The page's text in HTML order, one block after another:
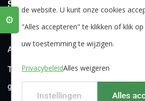
Snel naar:
Grondboringen
Alle producten
Technische
groothandel
Vacatures
Vestigingen
Over
de website. U kunt onze cookies
"Alles accepteren" te klikken of klik
uw toestemming te wijzigen.
PrivacybeleidAlles weigeren
Instellingen Alles
⚙️